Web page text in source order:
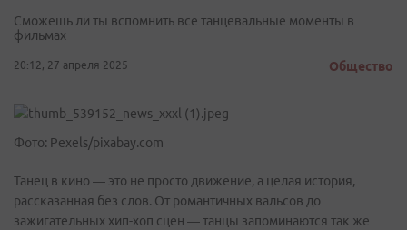
Сможешь ли ты вспомнить все танцевальные моменты в
фильмах
20:12, 27 апреля 2025 Общество
Фото: Pexels/pixabay.com
Танец в кино — это не просто движение, а целая история,
рассказанная без слов. От романтичных вальсов до
зажигательных хип-хоп сцен — танцы запоминаются так же